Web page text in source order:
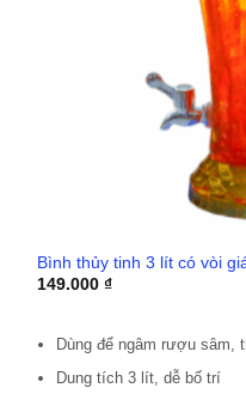
Bình thủy tinh 3 lít có vòi
149.000₫
Dùng để ngâm rượu sâm,
Dung tích 3 lít, dễ bố trí